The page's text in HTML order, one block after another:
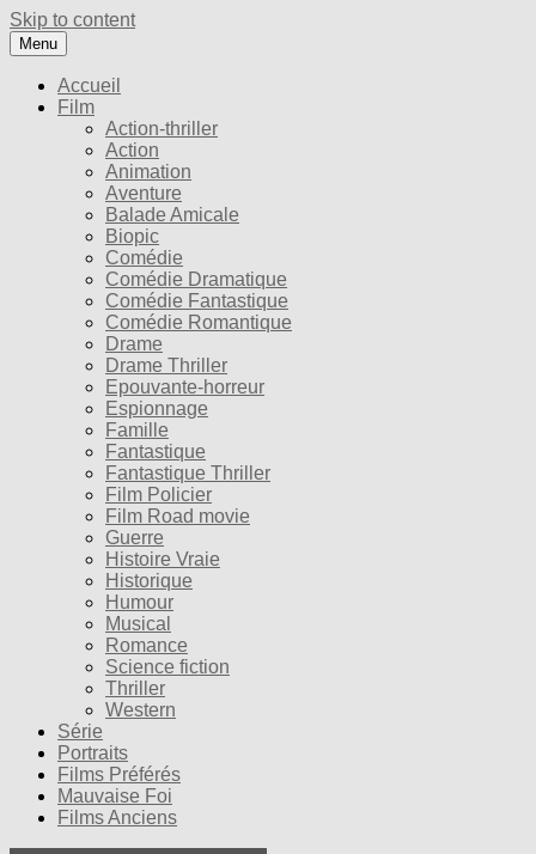
Skip to content
Menu
Accueil
Film
Action-thriller
Action
Animation
Aventure
Balade Amicale
Biopic
Comédie
Comédie Dramatique
Comédie Fantastique
Comédie Romantique
Drame
Drame Thriller
Epouvante-horreur
Espionnage
Famille
Fantastique
Fantastique Thriller
Film Policier
Film Road movie
Guerre
Histoire Vraie
Historique
Humour
Musical
Romance
Science fiction
Thriller
Western
Série
Portraits
Films Préférés
Mauvaise Foi
Films Anciens